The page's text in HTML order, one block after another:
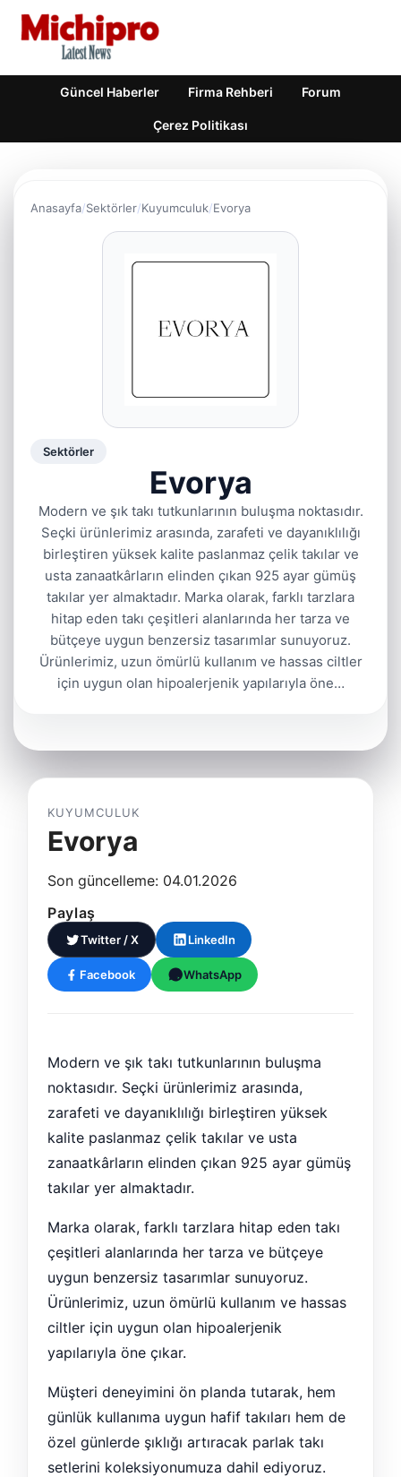
Güncel Haberler Firma Rehberi Forum
Çerez Politikası
Anasayfa Sektörler Kuyumculuk Evorya
Sektörler
Evorya
Modern ve şık takı tutkunlarının buluşma noktasıdır.
Seçki ürünlerimiz arasında, zarafeti ve dayanıklılığı
birleştiren yüksek kalite paslanmaz çelik takılar ve
usta zanaatkârların elinden çıkan 925 ayar gümüş
takılar yer almaktadır. Marka olarak, farklı tarzlara
hitap eden takı çeşitleri alanlarında her tarza ve
bütçeye uygun benzersiz tasarımlar sunuyoruz.
Ürünlerimiz, uzun ömürlü kullanım ve hassas ciltler
için uygun olan hipoalerjenik yapılarıyla öne…
KUYUMCULUK
Evorya
Son güncelleme: 04.01.2026
Paylaş
Twitter / X LinkedIn
Facebook WhatsApp
Modern ve şık takı tutkunlarının buluşma
noktasıdır. Seçki ürünlerimiz arasında,
zarafeti ve dayanıklılığı birleştiren yüksek
kalite paslanmaz çelik takılar ve usta
zanaatkârların elinden çıkan 925 ayar gümüş
takılar yer almaktadır.
Marka olarak, farklı tarzlara hitap eden takı
çeşitleri alanlarında her tarza ve bütçeye
uygun benzersiz tasarımlar sunuyoruz.
Ürünlerimiz, uzun ömürlü kullanım ve hassas
ciltler için uygun olan hipoalerjenik
yapılarıyla öne çıkar.
Müşteri deneyimini ön planda tutarak, hem
günlük kullanıma uygun hafif takıları hem de
özel günlerde şıklığı artıracak parlak takı
setlerini koleksiyonumuza dahil ediyoruz.